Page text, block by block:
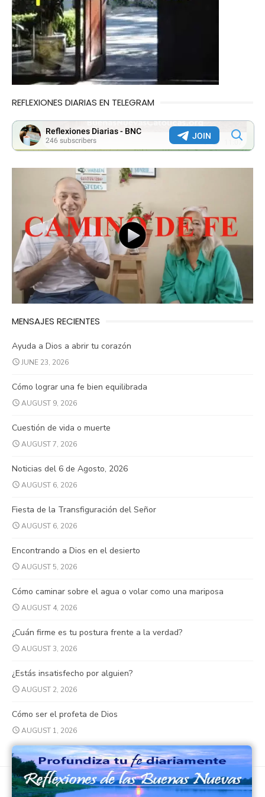
REFLEXIONES DIARIAS EN TELEGRAM
MENSAJES RECIENTES
Ayuda a Dios a abrir tu corazón
JUNE 23, 2026
Cómo lograr una fe bien equilibrada
AUGUST 9, 2026
Cuestión de vida o muerte
AUGUST 7, 2026
Noticias del 6 de Agosto, 2026
AUGUST 6, 2026
Fiesta de la Transfiguración del Señor
AUGUST 6, 2026
Encontrando a Dios en el desierto
AUGUST 5, 2026
Cómo caminar sobre el agua o volar como una mariposa
AUGUST 4, 2026
¿Cuán firme es tu postura frente a la verdad?
AUGUST 3, 2026
¿Estás insatisfecho por alguien?
AUGUST 2, 2026
Cómo ser el profeta de Dios
AUGUST 1, 2026
© 2026 Buenas Nuevas Católicas